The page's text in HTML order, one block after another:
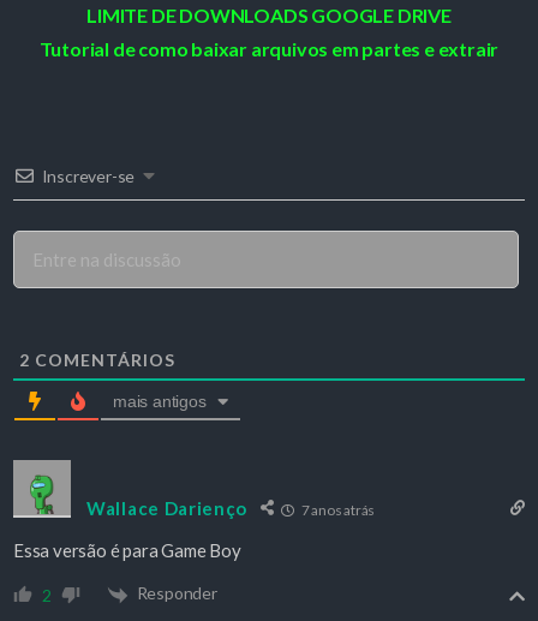
LIMITE DE DOWNLOADS GOOGLE DRIVE
Tutorial de como baixar arquivos em partes e extrair
Inscrever-se
2 COMENTÁRIOS
mais antigos
Wallace Darienço 7 anos atrás
Essa versão é para Game Boy
2 Responder